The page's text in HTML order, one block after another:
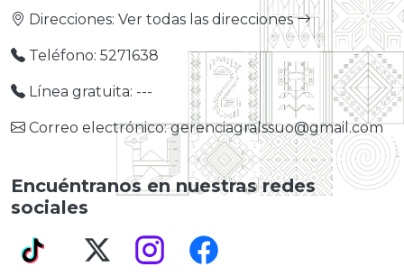
Direcciones: Ver todas las direcciones
Teléfono: 5271638
Línea gratuita: ---
Correo electrónico: gerenciagralssuo@gmail.com
Encuéntranos en nuestras redes
sociales